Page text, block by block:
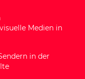
Medien in
in der